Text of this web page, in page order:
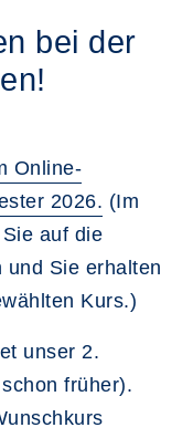
bei der
Online-
2026. (Im
auf die
und Sie erhalten
Kurs.)
unser 2.
früher).